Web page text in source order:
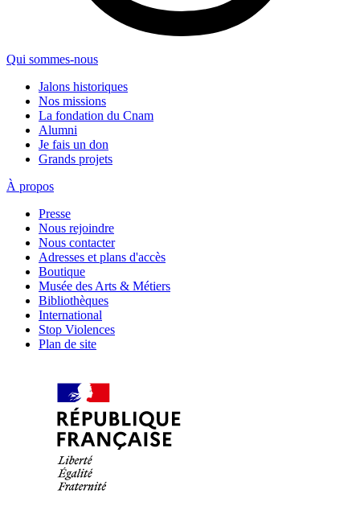
Qui sommes-nous
Jalons historiques
Nos missions
La fondation du Cnam
Alumni
Je fais un don
Grands projets
À propos
Presse
Nous rejoindre
Nous contacter
Adresses et plans d'accès
Boutique
Musée des Arts & Métiers
Bibliothèques
International
Stop Violences
Plan de site